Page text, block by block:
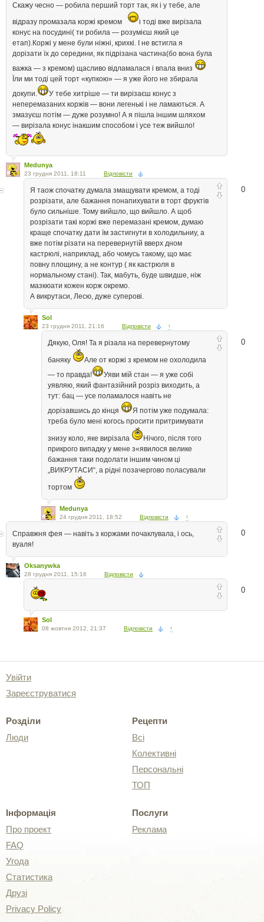
Скажу чесно — робила перший торт так, як і у тебе, але
відразу промазала коржі кремом
і тоді вже вирізала
конус на посудині( ти робила — розумієш який це
етап).Коржі у мене були ніжні, крихкі. І не встигла я
дорізати їх до середини, як підрізана частина(бо вона була
важка — з кремом) щасливо відламалася і впала вниз
Їли ми тоді цей торт «купкою» — я уже його не збирала
докупи.
У тебе хитріше — ти вирізаєш конус з
неперемазаних коржів — вони легенькі і не ламаються. А
змазуєш потім — дуже розумно! А я пішла іншим шляхом
— вирізала конус інакшим способом і усе теж вийшло!
Medunya
23 грудня 2011, 18:11 Відповісти
0
Я таож спочатку думала змащувати кремом, а тоді
розрізати, але бажання понапихувати в торт фруктів
було сильніше. Тому вийшло, що вийшло. А щоб
розрізати такі коржі вже перемазані кремом, думаю
краще спочатку дати їм застигнути в холодильниу, а
вже потім різати на перевернутій вверх дном
кастрюлі, наприклад, або чомусь такому, що має
повну площину, а не контур ( як кастрюля в
нормальному стані). Так, мабуть, буде швидше, ніж
мазкюати кожен корж окремо.
А викрутаси, Лесю, дуже суперові.
Sol
23 грудня 2011, 21:16 Відповісти ↑
0
Дякую, Оля! Та я різала на перевернутому
баняку
Але от коржі з кремом не охолодила
— то правда!
Уяви мій стан — я уже собі
уявляю, який фантазійний розріз виходить, а
тут: бац — усе поламалося навіть не
дорізавшись до кінця
Я потім уже подумала:
треба було мені когось просити притримувати
знизу коло, яке вирізала
Нічого, після того
прикрого випадку у мене з«явилося велике
бажання таки подолати іншим чином ці
„ВИКРУТАСИ“, а рідні позачергово поласували
тортом
Medunya
24 грудня 2011, 18:52 Відповісти ↑
0
Справжня фея — навіть з коржами почаклувала, і ось,
вуаля!
Oksanywka
28 грудня 2011, 15:16 Відповісти
0
Sol
08 жовтня 2012, 21:37 Відповісти ↑
Увійти
Зареєструватися
Розділи
Люди
Рецепти
Всі
Колективні
Персональні
ТОП
Інформація
Про проект
FAQ
Угода
Статистика
Друзі
Privacy Policy
Послуги
Реклама